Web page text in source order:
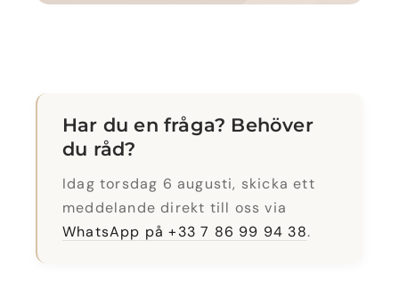
Har du en fråga? Behöver
du råd?
Idag torsdag 6 augusti, skicka ett
meddelande direkt till oss via
WhatsApp på +33 7 86 99 94 38.